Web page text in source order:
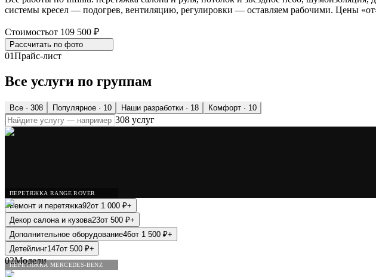
системы кресел — подогрев, вентиляцию, регулировки — оставляем рабочими. Цены
Стоимостьот 109 500 ₽
Рассчитать по фото
01Прайс-лист
Все услуги по группам
Все · 308 Популярное · 10 Наши разработки · 18 Комфорт · 10
308 услуг
ПЕРЕТЯЖКА RANGE ROVER
ПЕРЕТЯЖКА MERCEDES-BENZ
Ремонт и перетяжка92от 1 000 ₽+
Декор салона и кузова23от 500 ₽+
Дополнительное оборудование46от 1 500 ₽+
Детейлинг147от 500 ₽+
02Модели